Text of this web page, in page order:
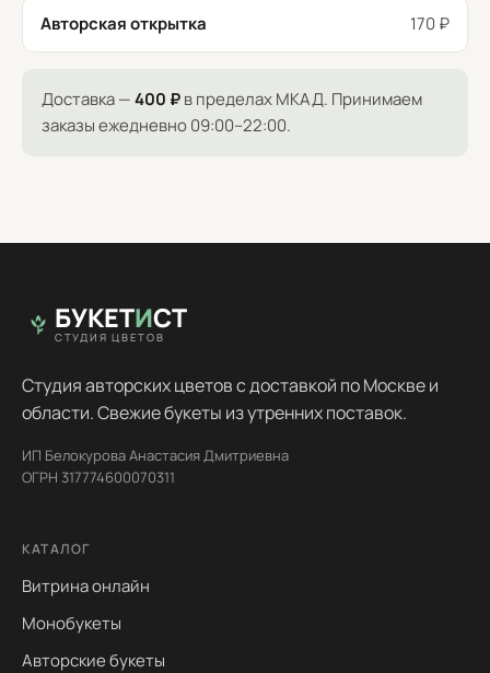
Авторская открытка 170 ₽
Доставка —400 ₽в пределах МКАД. Принимаем
заказы ежедневно 09:00–22:00.
БУКЕТИСТ
СТУДИЯ ЦВЕТОВ
Студия авторских цветов с доставкой по Москве и
области. Свежие букеты из утренних поставок.
ИП Белокурова Анастасия Дмитриевна
ОГРН 317774600070311
КАТАЛОГ
Витрина онлайн
Монобукеты
Авторские букеты